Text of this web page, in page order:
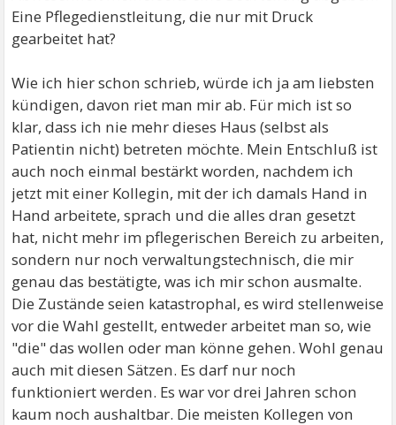
Eine Pflegedienstleitung, die nur mit Druck
gearbeitet hat?
Wie ich hier schon schrieb, würde ich ja am liebsten
kündigen, davon riet man mir ab. Für mich ist so
klar, dass ich nie mehr dieses Haus (selbst als
Patientin nicht) betreten möchte. Mein Entschluß ist
auch noch einmal bestärkt worden, nachdem ich
jetzt mit einer Kollegin, mit der ich damals Hand in
Hand arbeitete, sprach und die alles dran gesetzt
hat, nicht mehr im pflegerischen Bereich zu arbeiten,
sondern nur noch verwaltungstechnisch, die mir
genau das bestätigte, was ich mir schon ausmalte.
Die Zustände seien katastrophal, es wird stellenweise
vor die Wahl gestellt, entweder arbeitet man so, wie
"die" das wollen oder man könne gehen. Wohl genau
auch mit diesen Sätzen. Es darf nur noch
funktioniert werden. Es war vor drei Jahren schon
kaum noch aushaltbar. Die meisten Kollegen von